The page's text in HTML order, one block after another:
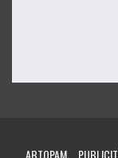
АВТОРАМ